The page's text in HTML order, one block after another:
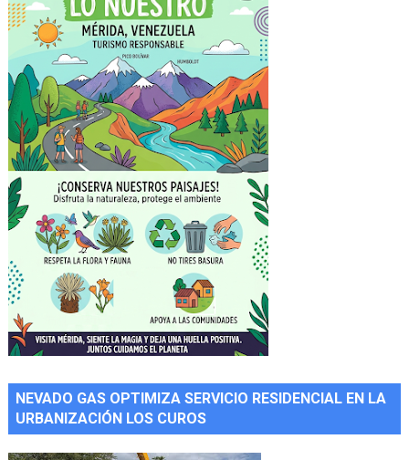
NEVADO GAS OPTIMIZA SERVICIO RESIDENCIAL EN LA
URBANIZACIÓN LOS CUROS